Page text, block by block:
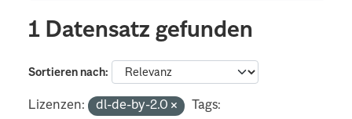
1 Datensatz gefunden
Sortieren nach
Lizenzen: dl-de-by-2.0
Tags: